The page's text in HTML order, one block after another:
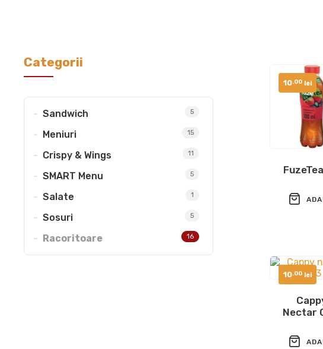
10.00 lei
Nectar
10.00 lei
Categorii
Sandwich 5
Meniuri 15
Crispy & Wings 11
SMART Menu 5
Salate 1
Sosuri 5
Racoritoare 16